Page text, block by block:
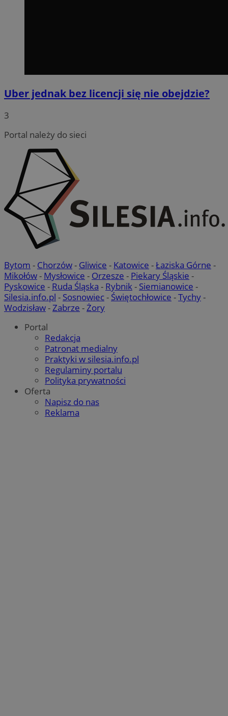
Uber jednak bez licencji się nie obejdzie?
3
Portal należy do sieci
Bytom - Chorzów- Gliwice - Katowice -Łaziska Górne -
Mikołów- Mysłowice - Orzesze - Piekary Śląskie -
Pyskowice - Ruda Śląska - Rybnik- Siemianowice -
Silesia.info.pl - Sosnowiec- Świętochłowice -Tychy-
Wodzisław-Zabrze -Żory
Portal
Redakcja
Patronat medialny
Praktyki w silesia.info.pl
Regulaminy portalu
Polityka prywatności
Oferta
Napisz do nas
Reklama